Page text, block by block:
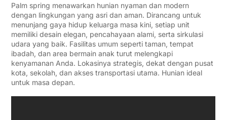
Palm spring menawarkan hunian nyaman dan modern
dengan lingkungan yang asri dan aman. Dirancang untuk
menunjang gaya hidup keluarga masa kini, setiap unit
memiliki desain elegan, pencahayaan alami, serta sirkulasi
udara yang baik. Fasilitas umum seperti taman, tempat
ibadah, dan area bermain anak turut melengkapi
kenyamanan Anda. Lokasinya strategis, dekat dengan pusat
kota, sekolah, dan akses transportasi utama. Hunian ideal
untuk masa depan.